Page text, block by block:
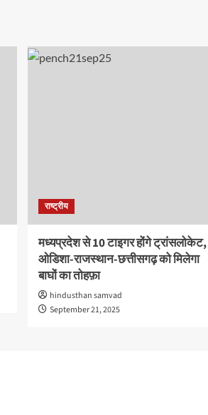
राष्ट्रीय
मध्यप्रदेश से 10 टाइगर होंगे ट्रांसलोकेट,
ओडिशा-राजस्थान-छत्तीसगढ़ को मिलेगा
बाघों का तोहफ़ा
hindusthan samvad
September 21, 2025